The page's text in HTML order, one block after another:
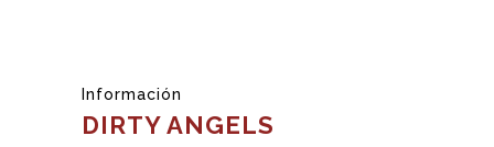
Información
DIRTY ANGELS